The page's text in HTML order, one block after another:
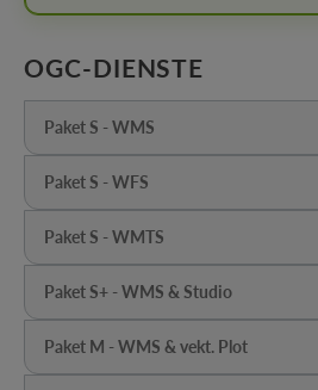
OGC-DIENSTE
Paket S - WMS
(Diese Option ist zurzeit nicht verfügbar.)
Paket S - WFS
(Diese Option ist zurzeit nicht verfügbar.)
Paket S - WMTS
(Diese Option ist zurzeit nicht verfügbar.)
Paket S+ - WMS & Studio
(Diese Option ist zurzeit nicht verfügbar.)
Paket M - WMS & vekt. Plot
(Diese Option ist zurzeit nicht verfügbar.)